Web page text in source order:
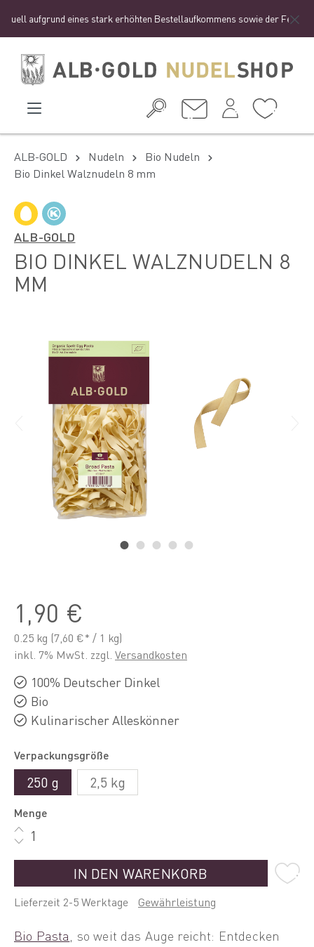
aufgrund eines stark erhöhten Bestellaufkommens sowie der Ferienzeit
ALB-GOLD Nudeln
Bio Nudeln
Bio Dinkel Walznudeln 8 mm
ALB-GOLD
BIO DINKEL WALZNUDELN 8
MM
1,90 €
0.25 kg (7,60 €* / 1 kg)
inkl. 7% MwSt. zzgl. Versandkosten
100% Deutscher Dinkel
Bio
Kulinarischer Alleskönner
Verpackungsgröße
250 g 2,5 kg
Menge
IN DEN WARENKORB
Lieferzeit 2-5 Werktage Gewährleistung
Bio Pasta
, so weit das Auge reicht: Entdecken